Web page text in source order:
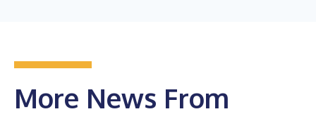
More News From